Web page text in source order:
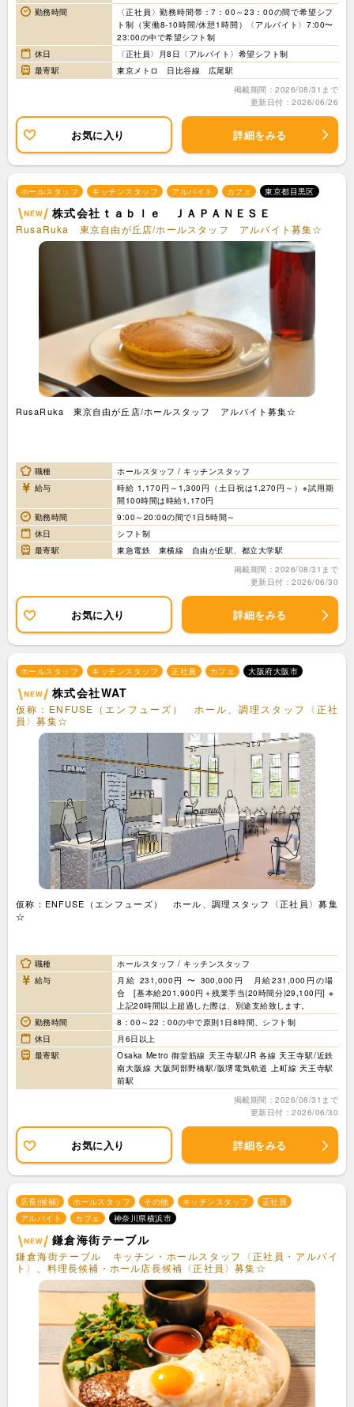
勤務時間
〈正社員〉勤務時間帯：7：00～23：00の間で希望シフ
ト制（実働8-10時間/休憩1時間）〈アルバイト〉7:00〜
23:00の中で希望シフト制
休日
〈正社員〉月8日〈アルバイト〉希望シフト制
最寄駅
東京メトロ 日比谷線 広尾駅
掲載期間：2026/08/31まで
更新日付：2026/06/26
お気に入り 詳細をみる
ホールスタッフ キッチンスタッフ アルバイト カフェ 東京都目黒区
株式会社ｔａｂｌｅ ＪＡＰＡＮＥＳＥ
RusaRuka 東京自由が丘店/ホールスタッフ アルバイト募集☆
RusaRuka 東京自由が丘店/ホールスタッフ アルバイト募集☆
職種
ホールスタッフ / キッチンスタッフ
給与
時給 1,170円～1,300円（土日祝は1,270円～）※試用期
間100時間は時給1,170円
勤務時間
9:00～20:00の間で1日5時間～
休日
シフト制
最寄駅
東急電鉄 東横線 自由が丘駅、都立大学駅
掲載期間：2026/08/31まで
更新日付：2026/06/30
お気に入り 詳細をみる
ホールスタッフ キッチンスタッフ 正社員 カフェ 大阪府大阪市
株式会社WAT
仮称：ENFUSE（エンフューズ） ホール、調理スタッフ〈正社
員〉募集☆
仮称：ENFUSE（エンフューズ） ホール、調理スタッフ〈正社員〉募集
☆
職種
ホールスタッフ / キッチンスタッフ
給与
月給 231,000円 〜 300,000円 月給231,000円の場
合 [基本給201,900円＋残業手当(20時間分)29,100円] ※
上記20時間以上超過した際は、別途支給致します。
勤務時間
8：00～22：00の中で原則1日8時間、シフト制
休日
月6日以上
最寄駅
Osaka Metro 御堂筋線 天王寺駅/JR 各線 天王寺駅/近鉄
南大阪線 大阪阿部野橋駅/阪堺電気軌道 上町線 天王寺駅
前駅
掲載期間：2026/08/31まで
更新日付：2026/06/30
お気に入り 詳細をみる
店長(候補) ホールスタッフ その他 キッチンスタッフ
正社員
アルバイト
カフェ 神奈川県横浜市
鎌倉海街テーブル
鎌倉海街テーブル キッチン・ホールスタッフ〈正社員・アルバイ
ト〉、料理長候補・ホール店長候補〈正社員〉募集☆